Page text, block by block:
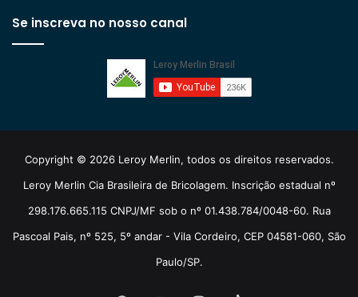
Se inscreva no nosso canal
Copyright © 2026 Leroy Merlin, todos os direitos reservados.
Leroy Merlin Cia Brasileira de Bricolagem. Inscrição estadual nº
298.176.665.115 CNPJ/MF sob o nº 01.438.784/0048-60. Rua
Pascoal Pais, nº 525, 5º andar - Vila Cordeiro, CEP 04581-060, São
Paulo/SP.